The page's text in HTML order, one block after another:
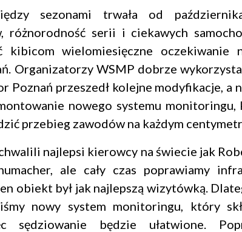
sezonami trwała od
różnorodność serii i ciekawych
kibicom wielomiesięczne oczekiwanie
Organizatorzy WSMP dobrze
Poznań przeszedł kolejne modyfikacje, a
nowego systemu monitoringu,
przebieg zawodów na każdym
najlepsi kierowcy na świecie jak
ale cały czas poprawiamy
obiekt był jak najlepszą wizytówką.
nowy system monitoringu, który
sędziowanie będzie ułatwione.